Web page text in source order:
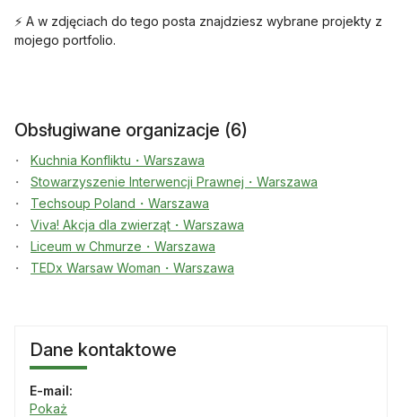
⚡ A w zdjęciach do tego posta znajdziesz wybrane projekty z
mojego portfolio.
Obsługiwane organizacje (6)
Kuchnia Konfliktu・Warszawa
Stowarzyszenie Interwencji Prawnej・Warszawa
Techsoup Poland・Warszawa
Viva! Akcja dla zwierząt・Warszawa
Liceum w Chmurze・Warszawa
TEDx Warsaw Woman・Warszawa
Dane kontaktowe
E-mail:
Pokaż